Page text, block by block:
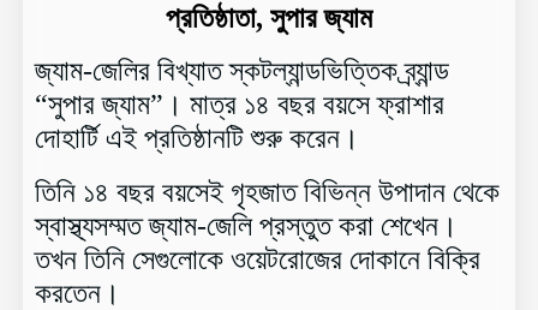
প্রতিষ্ঠাতা, সুপার জ্যাম
জ্যাম-জেলির বিখ্যাত স্কটল্যান্ডভিত্তিক ব্র্যান্ড
“সুপার জ্যাম”। মাত্র ১৪ বছর বয়সে ফ্রাশার
দোহার্টি এই প্রতিষ্ঠানটি শুরু করেন।
তিনি ১৪ বছর বয়সেই গৃহজাত বিভিন্ন উপাদান থেকে
স্বাস্থ্যসম্মত জ্যাম-জেলি প্রস্তুত করা শেখেন।
তখন তিনি সেগুলোকে ওয়েটরোজের দোকানে বিক্রি
করতেন।